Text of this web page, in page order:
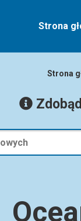
Strona
Strona